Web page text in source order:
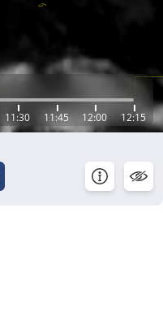
11:30 11:45 12:00 12:15